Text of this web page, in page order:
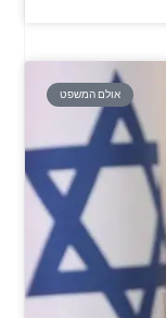
אולם המשפט